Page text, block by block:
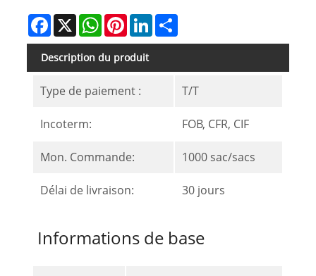
Facebook
X WhatsAppPinterestLinkedInShare
Description du produit
Type de paiement : T/T
Incoterm: FOB, CFR, CIF
Mon. Commande: 1000 sac/sacs
Délai de livraison: 30 jours
Informations de base